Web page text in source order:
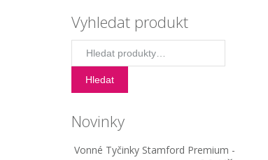
Vyhledat produkt
Hledat:
Hledat
Novinky
Vonné Tyčinky Stamford Premium -